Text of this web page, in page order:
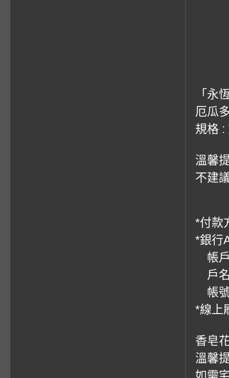
「永
厄瓜
規格 :
溫馨
不建
*付款
*銀行
帳戶
戶
帳
*線上
香皂
溫馨